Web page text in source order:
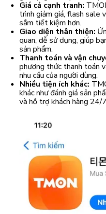
Giá cả cạnh tranh:
trình giảm giá, flash sale
sắm tiết kiệm hơn.
Giao diện thân thiện:
quan, dễ sử dụng, giúp
sản phẩm.
Thanh toán và vận
phương thức thanh toán
nhu cầu của người dùng.
Nhiều tiện ích khác:
khác như đánh giá sản
và hỗ trợ khách hàng 24/